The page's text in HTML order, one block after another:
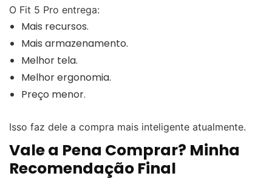
O Fit 5 Pro entrega:
Mais recursos.
Mais armazenamento.
Melhor tela.
Melhor ergonomia.
Preço menor.
Isso faz dele a compra mais inteligente atualmente.
Vale a Pena Comprar? Minha
Recomendação Final